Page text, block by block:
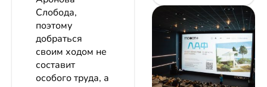
Слобода,
поэтому
добраться
своим ходом не
составит
особого труда, а